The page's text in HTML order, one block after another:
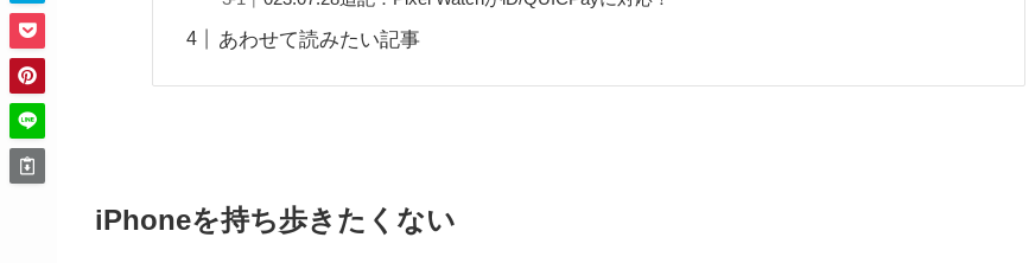
あわせて読みたい記事
iPhoneを持ち歩きたくない